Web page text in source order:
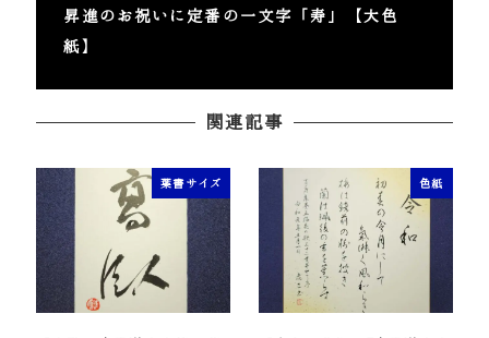
昇進のお祝いに定番の一文字「寿」【大色
紙】
関連記事
葉書サイズ 色紙